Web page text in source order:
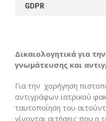
GDPR
Δικαιολογητικάγια
γνωμάτευσης και
Για την χορήγηση
αντιγράφων ιατρικού
ταυτοποίηση του
γίνονται αιτήσεις που η